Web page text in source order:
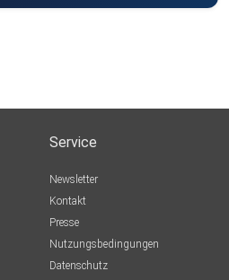
Service
Newsletter
Kontakt
Presse
Nutzungsbedingungen
Datenschutz